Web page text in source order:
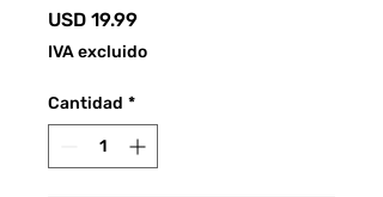
USD 19.99Precio
IVA excluido
Cantidad *